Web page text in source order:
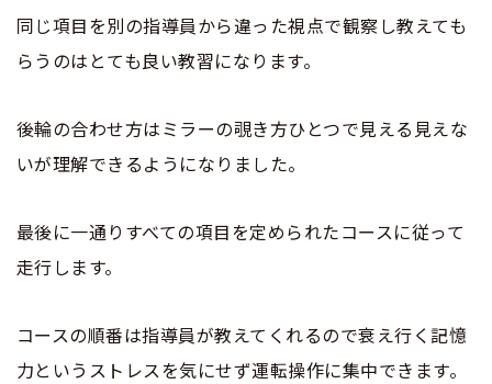
同じ項目を別の指導員から違った視点で観察し教えても
らうのはとても良い教習になります。
後輪の合わせ方はミラーの覗き方ひとつで見える見えな
いが理解できるようになりました。
最後に一通りすべての項目を定められたコースに従って
走行します。
コースの順番は指導員が教えてくれるので衰え行く記憶
力というストレスを気にせず運転操作に集中できます。